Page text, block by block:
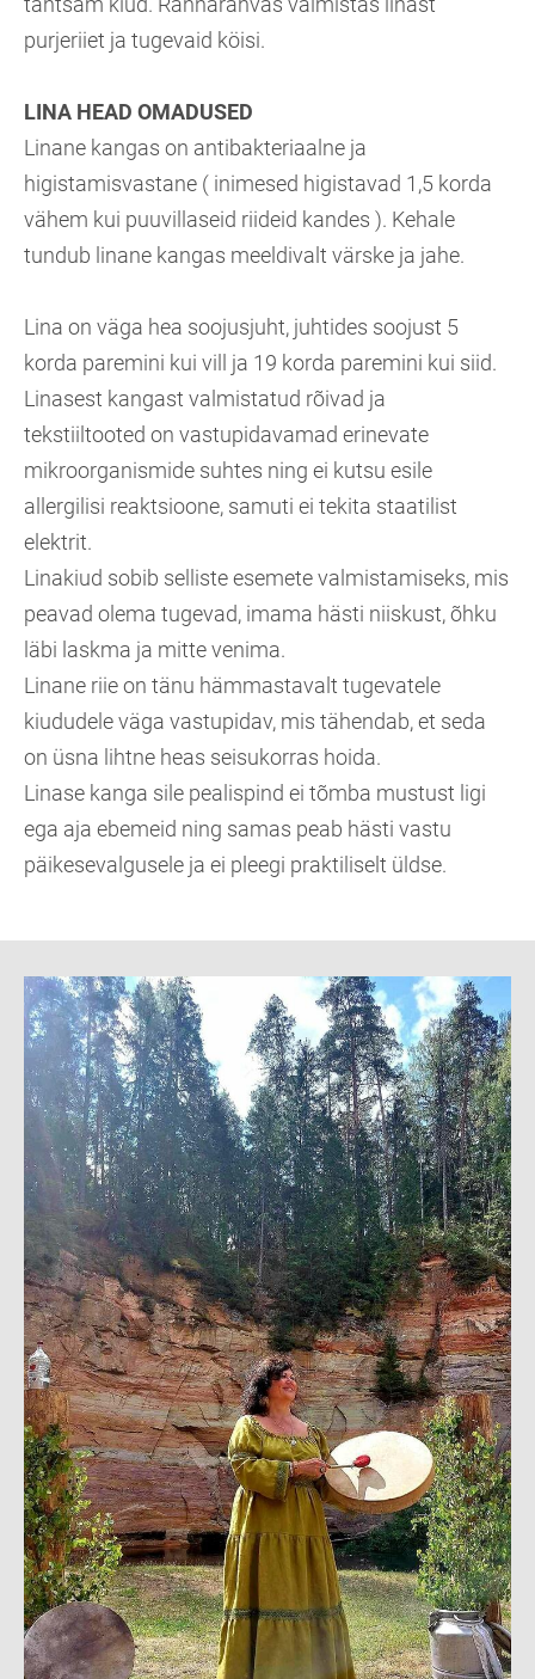
purjeriiet ja tugevaid köisi.
LINA HEAD OMADUSED
Linane kangas on antibakteriaalne ja
higistamisvastane ( inimesed higistavad 1,5 korda
vähem kui puuvillaseid riideid kandes ). Kehale
tundub linane kangas meeldivalt värske ja jahe.
Lina on väga hea soojusjuht, juhtides soojust 5
korda paremini kui vill ja 19 korda paremini kui siid.
Linasest kangast valmistatud rõivad ja
tekstiiltooted on vastupidavamad erinevate
mikroorganismide suhtes ning ei kutsu esile
allergilisi reaktsioone, samuti ei tekita staatilist
elektrit.
Linakiud sobib selliste esemete valmistamiseks, mis
peavad olema tugevad, imama hästi niiskust, õhku
läbi laskma ja mitte venima.
Linane riie on tänu hämmastavalt tugevatele
kiududele väga vastupidav, mis tähendab, et seda
on üsna lihtne heas seisukorras hoida.
Linase kanga sile pealispind ei tõmba mustust ligi
ega aja ebemeid ning samas peab hästi vastu
päikesevalgusele ja ei pleegi praktiliselt üldse.